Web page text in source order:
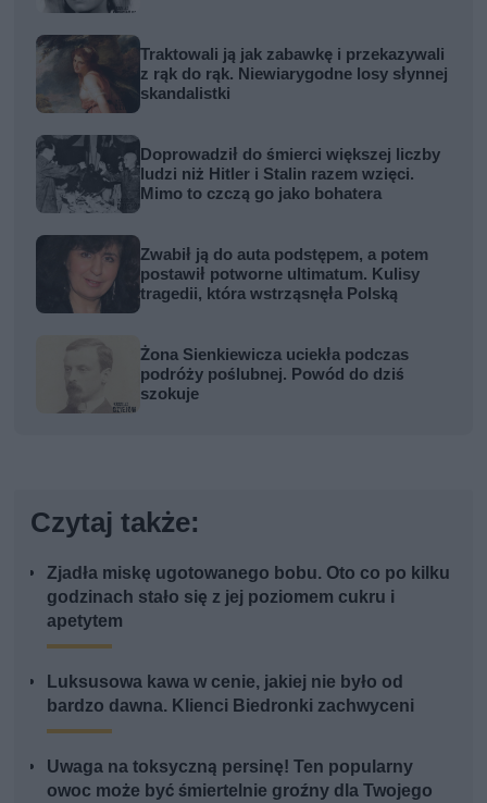
Traktowali ją jak zabawkę i przekazywali
z rąk do rąk. Niewiarygodne losy słynnej
skandalistki
Doprowadził do śmierci większej liczby
ludzi niż Hitler i Stalin razem wzięci.
Mimo to czczą go jako bohatera
Zwabił ją do auta podstępem, a potem
postawił potworne ultimatum. Kulisy
tragedii, która wstrząsnęła Polską
Żona Sienkiewicza uciekła podczas
podróży poślubnej. Powód do dziś
szokuje
Czytaj także:
Zjadła miskę ugotowanego bobu. Oto co po kilku
godzinach stało się z jej poziomem cukru i
apetytem
Luksusowa kawa w cenie, jakiej nie było od
bardzo dawna. Klienci Biedronki zachwyceni
Uwaga na toksyczną persinę! Ten popularny
owoc może być śmiertelnie groźny dla Twojego